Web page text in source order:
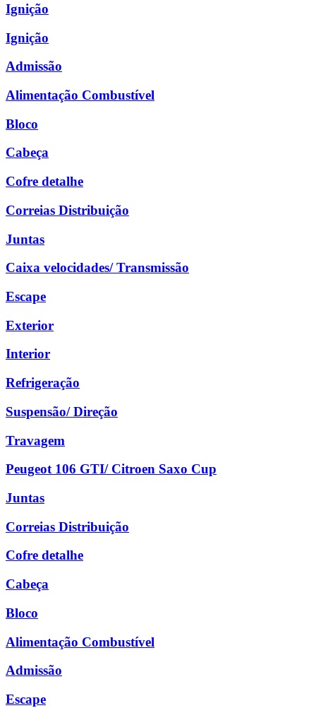
Ignição
Ignição
Admissão
Alimentação Combustível
Bloco
Cabeça
Cofre detalhe
Correias Distribuição
Juntas
Caixa velocidades/ Transmissão
Escape
Exterior
Interior
Refrigeração
Suspensão/ Direção
Travagem
Peugeot 106 GTI/ Citroen Saxo Cup
Juntas
Correias Distribuição
Cofre detalhe
Cabeça
Bloco
Alimentação Combustível
Admissão
Escape